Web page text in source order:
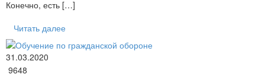
Конечно, есть […]
Читать далее
31.03.2020
9648